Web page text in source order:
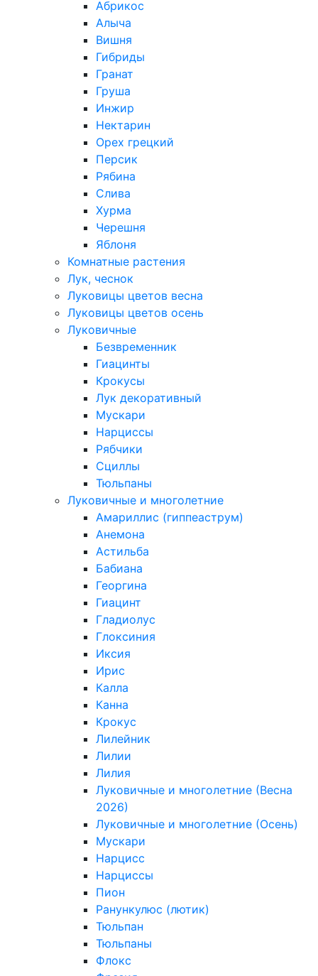
Абрикос
Алыча
Вишня
Гибриды
Гранат
Груша
Инжир
Нектарин
Орех грецкий
Персик
Рябина
Слива
Хурма
Черешня
Яблоня
Комнатные растения
Лук, чеснок
Луковицы цветов весна
Луковицы цветов осень
Луковичные
Безвременник
Гиацинты
Крокусы
Лук декоративный
Мускари
Нарциссы
Рябчики
Сциллы
Тюльпаны
Луковичные и многолетние
Амариллис (гиппеаструм)
Анемона
Астильба
Бабиана
Георгина
Гиацинт
Гладиолус
Глоксиния
Иксия
Ирис
Калла
Канна
Крокус
Лилейник
Лилии
Лилия
Луковичные и многолетние (Весна
2026)
Луковичные и многолетние (Осень)
Мускари
Нарцисс
Нарциссы
Пион
Ранункулюс (лютик)
Тюльпан
Тюльпаны
Флокс